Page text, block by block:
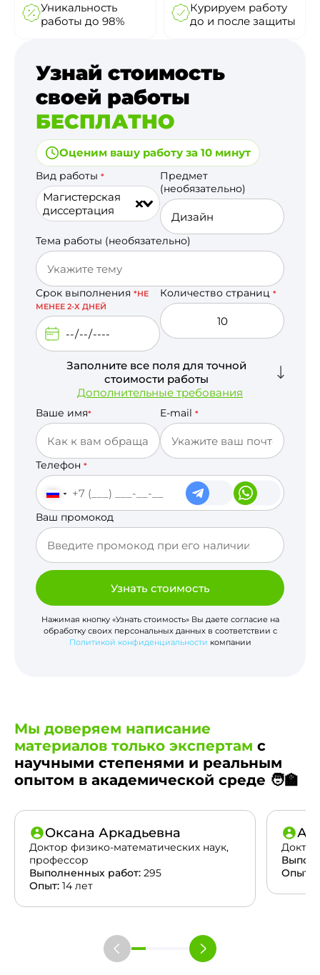
Уникальность
работы до 98%
Курируем работу
до и после защиты
Узнай стоимость
своей работы
БЕСПЛАТНО
Оценим вашу работу за 10 минут
Вид работы *
Магистерская
диссертация
Предмет
(необязательно)
Тема работы (необязательно)
Срок выполнения *НЕ
МЕНЕЕ 2-Х ДНЕЙ
Количество страниц *
Заполните все поля для точной
стоимости работы
Дополнительные требования
Ваше имя* E-mail *
Телефон *
Ваш промокод
Узнать стоимость
Нажимая кнопку «Узнать стоимость» Вы даете согласие на
обработку своих персональных данных в соответствии с
Политикой конфиденциальности компании
Мы доверяем написание
материалов только экспертам с
научными степенями и реальным
опытом в академической среде 🧑‍🏫
Оксана Аркадьевна
Доктор физико-математических наук,
профессор
Выполненных работ: 295
Опыт: 14 лет
Опыт: